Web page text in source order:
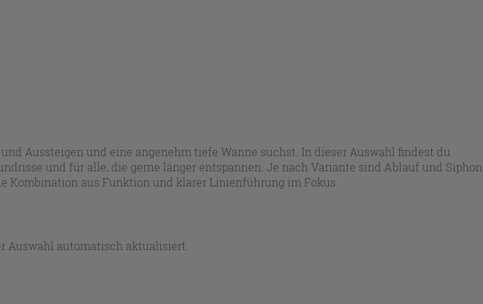
Aussteigen und eine angenehm tiefe Wanne suchst. In dieser Auswahl findest du
und für alle, die gerne länger entspannen. Je nach Variante sind Ablauf und Siphon
Kombination aus Funktion und klarer Linienführung im Fokus.
Auswahl automatisch aktualisiert.